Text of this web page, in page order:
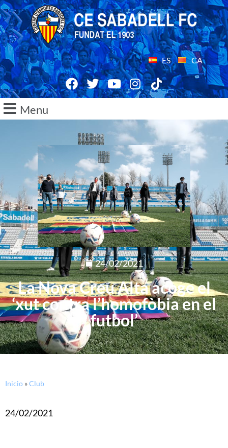
ES CA
Menu
24/02/2021
La Nova Creu Alta acoge el
‘xut contra l’homofòbia en el
futbol’
Inicio »Club
24/02/2021